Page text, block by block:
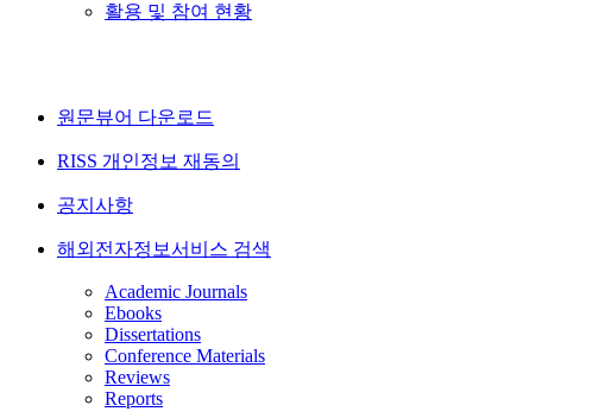
활용 및 참여 현황
원문뷰어 다운로드
RISS 개인정보 재동의
공지사항
해외전자정보서비스 검색
Academic Journals
Ebooks
Dissertations
Conference Materials
Reviews
Reports